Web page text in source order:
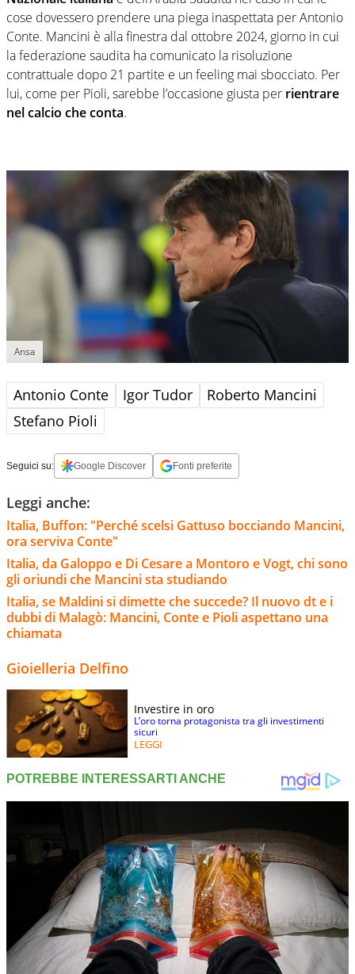
cose dovessero prendere una piega inaspettata per Antonio
Conte. Mancini è alla finestra dal ottobre 2024, giorno in cui
la federazione saudita ha comunicato la risoluzione
contrattuale dopo 21 partite e un feeling mai sbocciato. Per
lui, come per Pioli, sarebbe l’occasione giusta per rientrare
nel calcio che conta.
Ansa
Antonio Conte Igor Tudor
Roberto Mancini
Stefano Pioli
Seguici su: Google Discover Fonti preferite
Leggi anche:
Italia, Buffon: "Perché scelsi Gattuso bocciando Mancini,
ora serviva Conte"
Italia, da Galoppo e Di Cesare a Montoro e Vogt, chi sono
gli oriundi che Mancini sta studiando
Italia, se Maldini si dimette che succede? Il nuovo dt e i
dubbi di Malagò: Mancini, Conte e Pioli aspettano una
chiamata
Gioielleria Delfino
Investire in oro
L’oro torna protagonista tra gli investimenti
sicuri
LEGGI